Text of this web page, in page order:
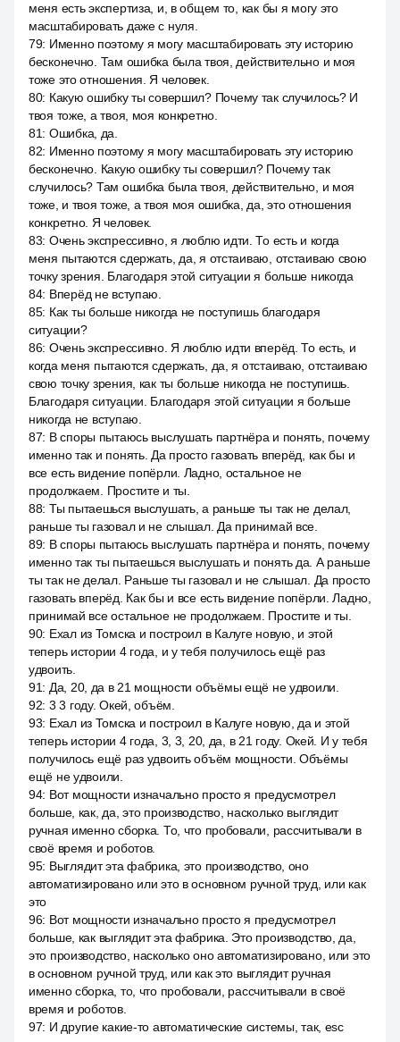
меня есть экспертиза, и, в общем то, как бы я могу это
масштабировать даже с нуля.
79: Именно поэтому я могу масштабировать эту историю
бесконечно. Там ошибка была твоя, действительно и моя
тоже это отношения. Я человек.
80: Какую ошибку ты совершил? Почему так случилось? И
твоя тоже, а твоя, моя конкретно.
81: Ошибка, да.
82: Именно поэтому я могу масштабировать эту историю
бесконечно. Какую ошибку ты совершил? Почему так
случилось? Там ошибка была твоя, действительно, и моя
тоже, и твоя тоже, а твоя моя ошибка, да, это отношения
конкретно. Я человек.
83: Очень экспрессивно, я люблю идти. То есть и когда
меня пытаются сдержать, да, я отстаиваю, отстаиваю свою
точку зрения. Благодаря этой ситуации я больше никогда
84: Вперёд не вступаю.
85: Как ты больше никогда не поступишь благодаря
ситуации?
86: Очень экспрессивно. Я люблю идти вперёд. То есть, и
когда меня пытаются сдержать, да, я отстаиваю, отстаиваю
свою точку зрения, как ты больше никогда не поступишь.
Благодаря ситуации. Благодаря этой ситуации я больше
никогда не вступаю.
87: В споры пытаюсь выслушать партнёра и понять, почему
именно так и понять. Да просто газовать вперёд, как бы и
все есть видение попёрли. Ладно, остальное не
продолжаем. Простите и ты.
88: Ты пытаешься выслушать, а раньше ты так не делал,
раньше ты газовал и не слышал. Да принимай все.
89: В споры пытаюсь выслушать партнёра и понять, почему
именно так ты пытаешься выслушать и понять да. А раньше
ты так не делал. Раньше ты газовал и не слышал. Да просто
газовать вперёд. Как бы и все есть видение попёрли. Ладно,
принимай все остальное не продолжаем. Простите и ты.
90: Ехал из Томска и построил в Калуге новую, и этой
теперь истории 4 года, и у тебя получилось ещё раз
удвоить.
91: Да, 20, да в 21 мощности объёмы ещё не удвоили.
92: 3 3 году. Окей, объём.
93: Ехал из Томска и построил в Калуге новую, да и этой
теперь истории 4 года, 3, 3, 20, да, в 21 году. Окей. И у тебя
получилось ещё раз удвоить объём мощности. Объёмы
ещё не удвоили.
94: Вот мощности изначально просто я предусмотрел
больше, как, да, это производство, насколько выглядит
ручная именно сборка. То, что пробовали, рассчитывали в
своё время и роботов.
95: Выглядит эта фабрика, это производство, оно
автоматизировано или это в основном ручной труд, или как
это
96: Вот мощности изначально просто я предусмотрел
больше, как выглядит эта фабрика. Это производство, да,
это производство, насколько оно автоматизировано, или это
в основном ручной труд, или как это выглядит ручная
именно сборка, то, что пробовали, рассчитывали в своё
время и роботов.
97: И другие какие-то автоматические системы, так, esc